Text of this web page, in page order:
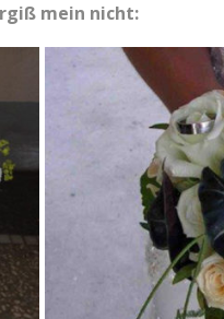
mein nicht: